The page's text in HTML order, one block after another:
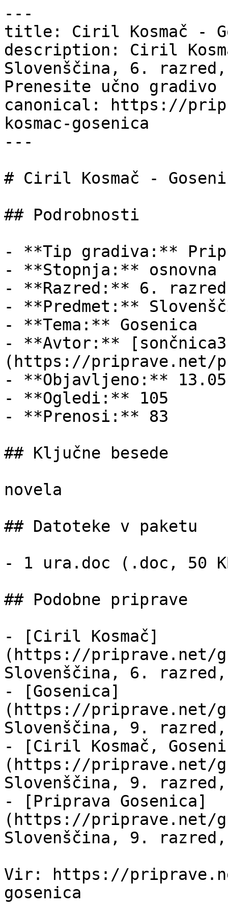
---
title: Ciril Kosmač -
description: Ciril
Slovenščina, 6.
Prenesite učno
canonical: https://
kosmac-gosenica
---
# Ciril Kosmač -
## Podrobnosti
- **Tip gradiva:**
- **Stopnja:** osnovna
- **Razred:** 6. razred
- **Predmet:**
- **Tema:** Gosenica
- **Avtor:**
(https://priprave.net/
- **Objavljeno:**
- **Ogledi:** 105
- **Prenosi:** 83
## Ključne besede
novela
## Datoteke v paketu
- 1 ura.doc (.doc, 50
## Podobne priprave
- [Ciril Kosmač]
(https://priprave.net/
Slovenščina, 6. razred,
- [Gosenica]
(https://priprave.net/
Slovenščina, 9. razred,
- [Ciril Kosmač,
(https://priprave.net/
Slovenščina, 9. razred,
- [Priprava Gosenica]
(https://priprave.net/
Slovenščina, 9. razred,
Vir: https://